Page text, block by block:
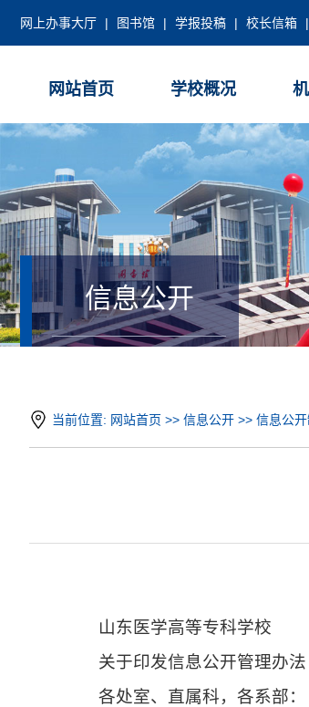
网上办事大厅 | 图书馆 | 学报投稿 | 校长信箱 |
网站首页 学校概况
信息公开
当前位置: 网站首页 >> 信息公开 >> 信息公
山东医学高等专科学校
关于印发信息公开管理办
各处室、直属科，各系部：